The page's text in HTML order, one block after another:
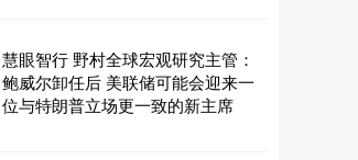
慧眼智行 野村全球宏观研究主管：
鲍威尔卸任后 美联储可能会迎来一
位与特朗普立场更一致的新主席